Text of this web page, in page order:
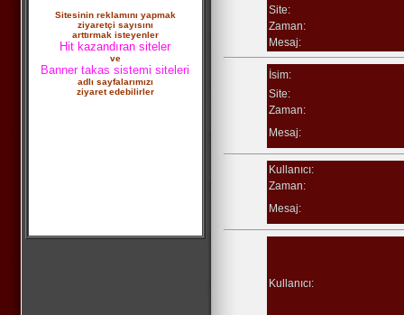
Sitesinin reklamını yapmak
ziyaretçi sayısını
arttırmak isteyenler
Hit kazandıran siteler
ve
Banner takas sistemi siteleri
adlı sayfalarımızı
ziyaret edebilirler
Site:
Zaman:
Mesaj:
İsim:
Site:
Zaman:
Mesaj:
Kullanıcı:
Zaman:
Mesaj:
Kullanıcı: